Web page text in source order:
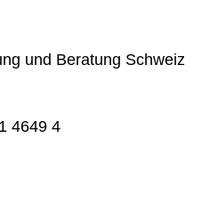
und Beratung Schweiz
4649 4